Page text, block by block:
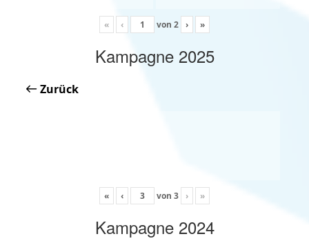
« ‹ von 2 › »
Kampagne 2025
Zurück
« ‹ von 3 › »
Kampagne 2024